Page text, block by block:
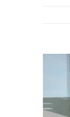
Image